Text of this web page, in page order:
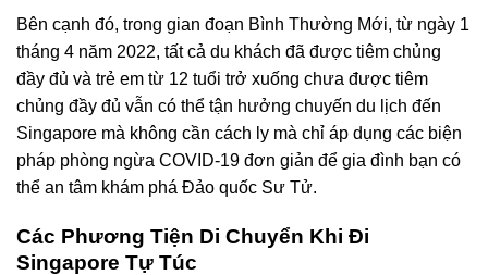
Bên cạnh đó, trong gian đoạn Bình Thường Mới, từ ngày 1
tháng 4 năm 2022, tất cả du khách đã được tiêm chủng
đầy đủ và trẻ em từ 12 tuổi trở xuống chưa được tiêm
chủng đầy đủ vẫn có thể tận hưởng chuyến du lịch đến
Singapore mà không cần cách ly mà chỉ áp dụng các biện
pháp phòng ngừa COVID-19 đơn giản để gia đình bạn có
thể an tâm khám phá Đảo quốc Sư Tử.
Các Phương Tiện Di Chuyển Khi Đi
Singapore Tự Túc